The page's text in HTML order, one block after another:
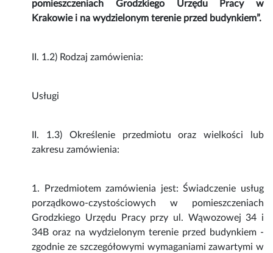
pomieszczeniach Grodzkiego Urzędu Pracy w
Krakowie i na wydzielonym terenie przed budynkiem”.
II. 1.2) Rodzaj zamówienia:
Usługi
II. 1.3) Określenie przedmiotu oraz wielkości lub
zakresu zamówienia:
1. Przedmiotem zamówienia jest: Świadczenie usług
porządkowo-czystościowych w pomieszczeniach
Grodzkiego Urzędu Pracy przy ul. Wąwozowej 34 i
34B oraz na wydzielonym terenie przed budynkiem -
zgodnie ze szczegółowymi wymaganiami zawartymi w